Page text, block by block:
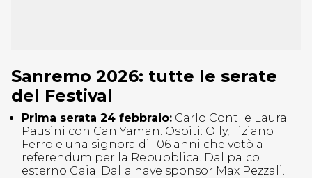
Sanremo 2026: tutte le serate
del Festival
Prima serata 24 febbraio: Carlo Conti e Laura
Pausini con Can Yaman. Ospiti: Olly, Tiziano
Ferro e una signora di 106 anni che votò al
referendum per la Repubblica. Dal palco
esterno Gaia. Dalla nave sponsor Max Pezzali.